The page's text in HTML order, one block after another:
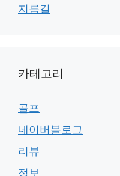
지름길
카테고리
골프
네이버블로그
리뷰
정보